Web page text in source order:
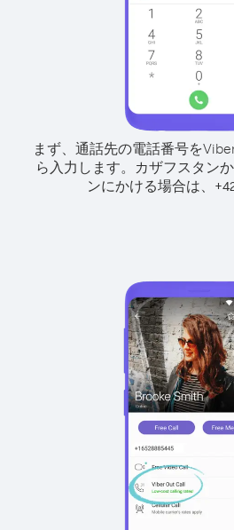
まず、通話先の電話番号を
ら入力します。 カザフスタン
ンにかける場合は、
+